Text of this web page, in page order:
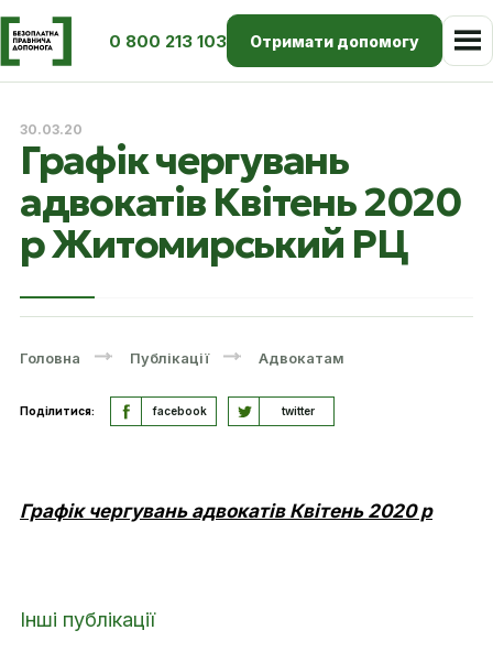
0 800 213 103 Отримати допомогу
30.03.20
Графік чергувань
адвокатів Квітень 2020
р Житомирський РЦ
Головна Публікації Адвокатам
Поділитися: facebook twitter
Графік чергувань адвокатів Квітень 2020 р
Інші публікації